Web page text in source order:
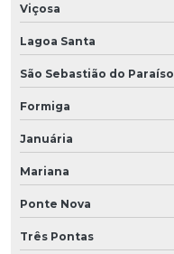
Viçosa
Lagoa Santa
São Sebastião do Paraíso
Formiga
Januária
Mariana
Ponte Nova
Três Pontas